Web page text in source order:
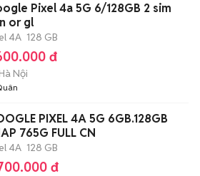
Pixel 4a 5G 6/128GB 2 sim
or gl
4A 128 GB
đ
Hà Nội
PIXEL 4A 5G 6GB.128GB
765G FULL CN
4A 128 GB
đ